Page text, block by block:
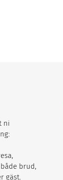
ni
brud,
gäst.